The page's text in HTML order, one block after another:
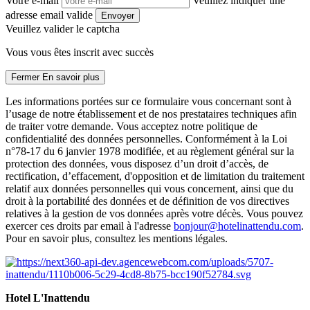
adresse email valide
Envoyer
Veuillez valider le captcha
Vous vous êtes inscrit avec succès
Fermer En savoir plus
Les informations portées sur ce formulaire vous concernant sont à
l’usage de notre établissement et de nos prestataires techniques afin
de traiter votre demande. Vous acceptez notre politique de
confidentialité des données personnelles. Conformément à la Loi
n°78-17 du 6 janvier 1978 modifiée, et au règlement général sur la
protection des données, vous disposez d’un droit d’accès, de
rectification, d’effacement, d'opposition et de limitation du traitement
relatif aux données personnelles qui vous concernent, ainsi que du
droit à la portabilité des données et de définition de vos directives
relatives à la gestion de vos données après votre décès. Vous pouvez
exercer ces droits par email à l'adresse bonjour@hotelinattendu.com.
Pour en savoir plus, consultez les mentions légales.
Hotel L'Inattendu